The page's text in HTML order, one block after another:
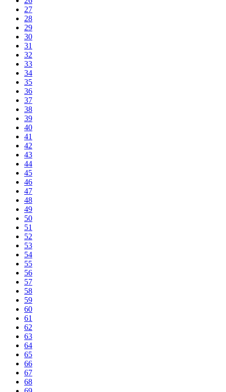
27
28
29
30
31
32
33
34
35
36
37
38
39
40
41
42
43
44
45
46
47
48
49
50
51
52
53
54
55
56
57
58
59
60
61
62
63
64
65
66
67
68